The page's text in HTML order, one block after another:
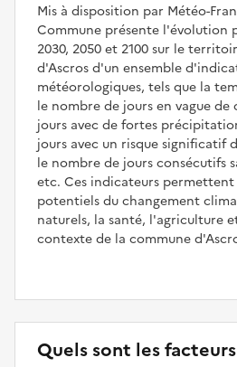
Mis à disposition par Météo-
Commune présente l'évolution
2030, 2050 et 2100 sur le
d'Ascros d'un ensemble
météorologiques, tels que la
le nombre de jours en vague
jours avec de fortes
jours avec un risque significatif
le nombre de jours consécutifs
etc. Ces indicateurs
potentiels du changement
naturels, la santé, l'agriculture
contexte de la commune
Quels sont les